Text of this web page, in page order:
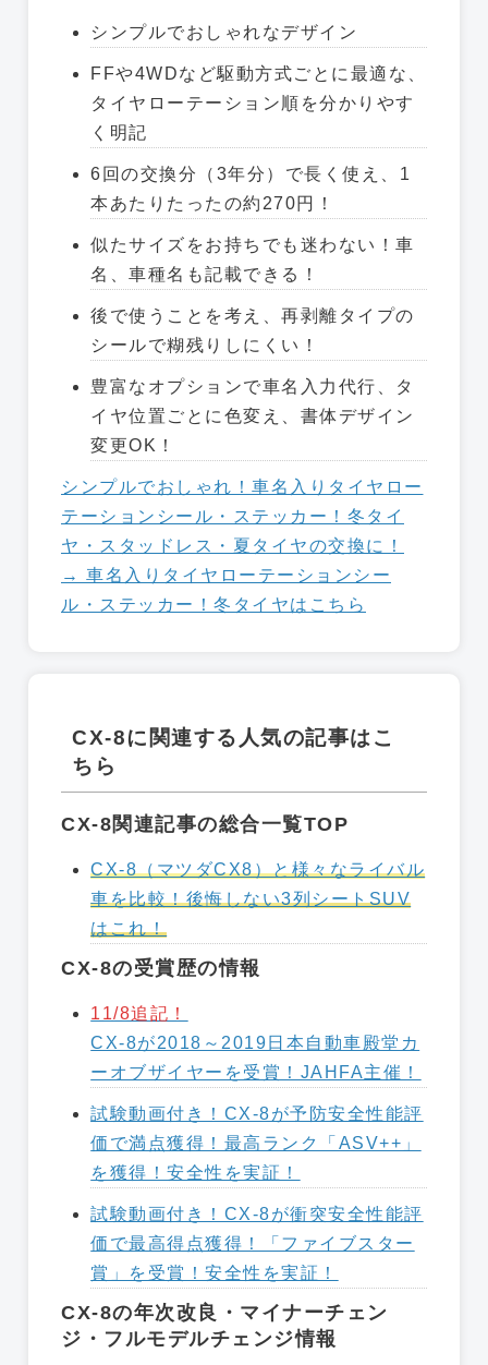
シンプルでおしゃれなデザイン
FFや4WDなど駆動方式ごとに最適な、
タイヤローテーション順を分かりやす
く明記
6回の交換分（3年分）で長く使え、1
本あたりたったの約270円！
似たサイズをお持ちでも迷わない！車
名、車種名も記載できる！
後で使うことを考え、再剥離タイプの
シールで糊残りしにくい！
豊富なオプションで車名入力代行、タ
イヤ位置ごとに色変え、書体デザイン
変更OK！
シンプルでおしゃれ！車名入りタイヤロー
テーションシール・ステッカー！冬タイ
ヤ・スタッドレス・夏タイヤの交換に！
→ 車名入りタイヤローテーションシー
ル・ステッカー！冬タイヤはこちら
CX-8に関連する人気の記事はこ
ちら
CX-8関連記事の総合一覧TOP
CX-8（マツダCX8）と様々なライバル
車を比較！後悔しない3列シートSUV
はこれ！
CX-8の受賞歴の情報
11/8追記！
CX-8が2018～2019日本自動車殿堂カ
ーオブザイヤーを受賞！JAHFA主催！
試験動画付き！CX-8が予防安全性能評
価で満点獲得！最高ランク「ASV++」
を獲得！安全性を実証！
試験動画付き！CX-8が衝突安全性能評
価で最高得点獲得！「ファイブスター
賞」を受賞！安全性を実証！
CX-8の年次改良・マイナーチェン
ジ・フルモデルチェンジ情報